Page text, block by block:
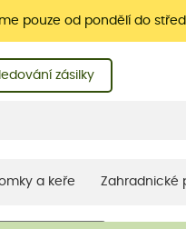
pouze od pondělí do
zásilky
a keře Zahradnické